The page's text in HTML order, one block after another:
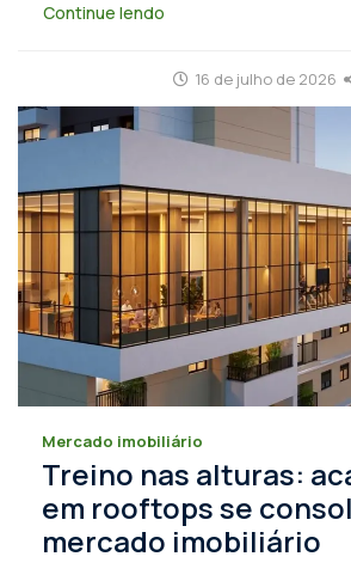
Continue lendo
16 de julho de 2026
Mercado imobiliário
Treino nas alturas:
em rooftops se
mercado imobiliário